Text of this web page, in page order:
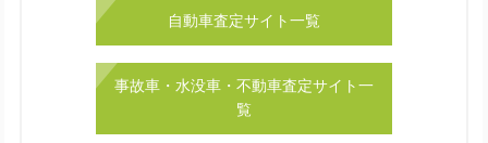
自動車査定サイト一覧
事故車・水没車・不動車査定サイト一
覧